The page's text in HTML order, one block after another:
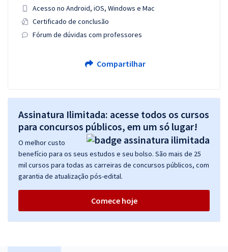
Acesso no Android, iOS, Windows e Mac
Certificado de conclusão
Fórum de dúvidas com professores
Compartilhar
Assinatura Ilimitada: acesse todos os cursos
para concursos públicos, em um só lugar!
O melhor custo
benefício para os seus estudos e seu bolso. São mais de 25
mil cursos para todas as carreiras de concursos públicos, com
garantia de atualização pós-edital.
Comece hoje